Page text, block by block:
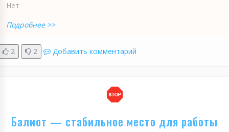
Нет
Подробнее >>
2 2 Добавить комментарий
Балиот — стабильное место для работы